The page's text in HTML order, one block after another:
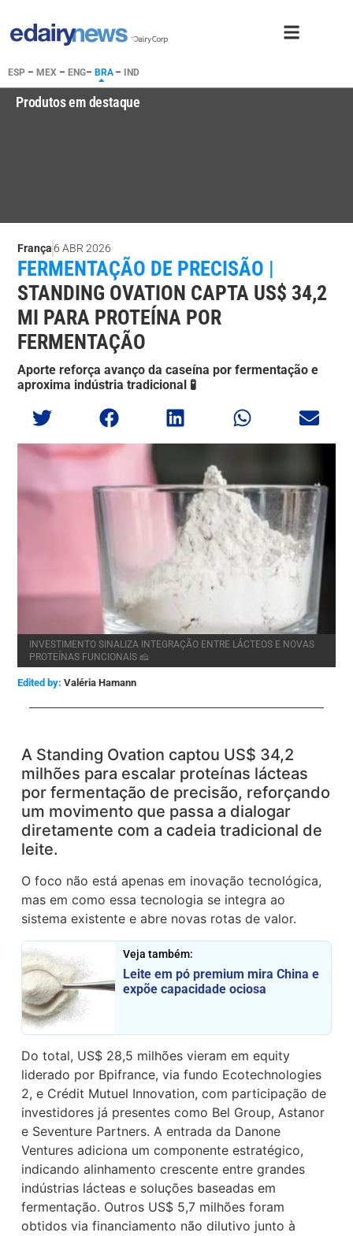
ESP – MEX – ENG– BRA– IND
Produtos em destaque
França 6 ABR 2026
FERMENTAÇÃO DE PRECISÃO |
STANDING OVATION CAPTA US$ 34,2
MI PARA PROTEÍNA POR
FERMENTAÇÃO
Aporte reforça avanço da caseína por fermentação e
aproxima indústria tradicional 🧪
INVESTIMENTO SINALIZA INTEGRAÇÃO ENTRE LÁCTEOS E NOVAS
PROTEÍNAS FUNCIONAIS 🧀
Edited by: Valéria Hamann
A Standing Ovation captou US$ 34,2
milhões para escalar proteínas lácteas
por fermentação de precisão, reforçando
um movimento que passa a dialogar
diretamente com a cadeia tradicional de
leite.
O foco não está apenas em inovação tecnológica,
mas em como essa tecnologia se integra ao
sistema existente e abre novas rotas de valor.
Veja também:
Leite em pó premium mira China e
expõe capacidade ociosa
Do total, US$ 28,5 milhões vieram em equity
liderado por Bpifrance, via fundo Ecotechnologies
2, e Crédit Mutuel Innovation, com participação de
investidores já presentes como Bel Group, Astanor
e Seventure Partners. A entrada da Danone
Ventures adiciona um componente estratégico,
indicando alinhamento crescente entre grandes
indústrias lácteas e soluções baseadas em
fermentação. Outros US$ 5,7 milhões foram
obtidos via financiamento não dilutivo junto à